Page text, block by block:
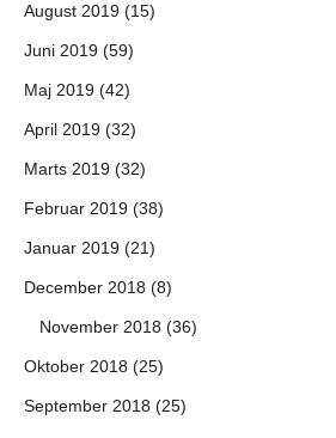
August 2019 (15)
Juni 2019 (59)
Maj 2019 (42)
April 2019 (32)
Marts 2019 (32)
Februar 2019 (38)
Januar 2019 (21)
December 2018 (8)
November 2018 (36)
Oktober 2018 (25)
September 2018 (25)